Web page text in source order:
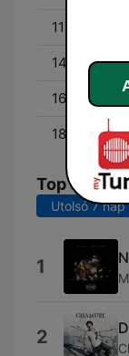
11:00 - 14:00
14:00 -
16:00 - 18:00
18:00 -
Top dalok
Utolsó 7 nap
1
2